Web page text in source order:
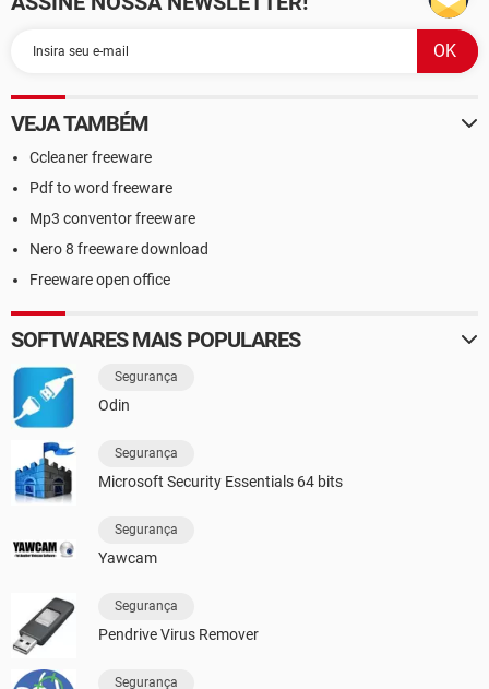
VEJA TAMBÉM
Ccleaner freeware
Pdf to word freeware
Mp3 conventor freeware
Nero 8 freeware download
Freeware open office
SOFTWARES MAIS POPULARES
Segurança
Odin
Segurança
Microsoft Security Essentials 64 bits
Segurança
Yawcam
Segurança
Pendrive Virus Remover
Segurança